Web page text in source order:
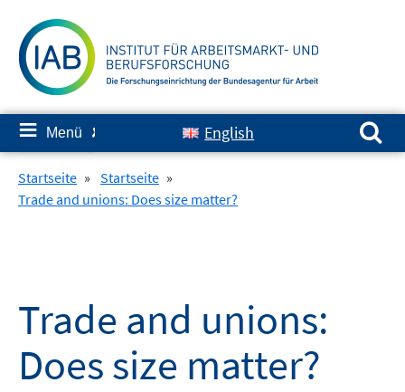
zum
Inhalt
≡ Menü ✘ English
Suchen nach:
Startseite » Startseite »
Trade and unions: Does size matter?
Trade and unions:
Does size matter?